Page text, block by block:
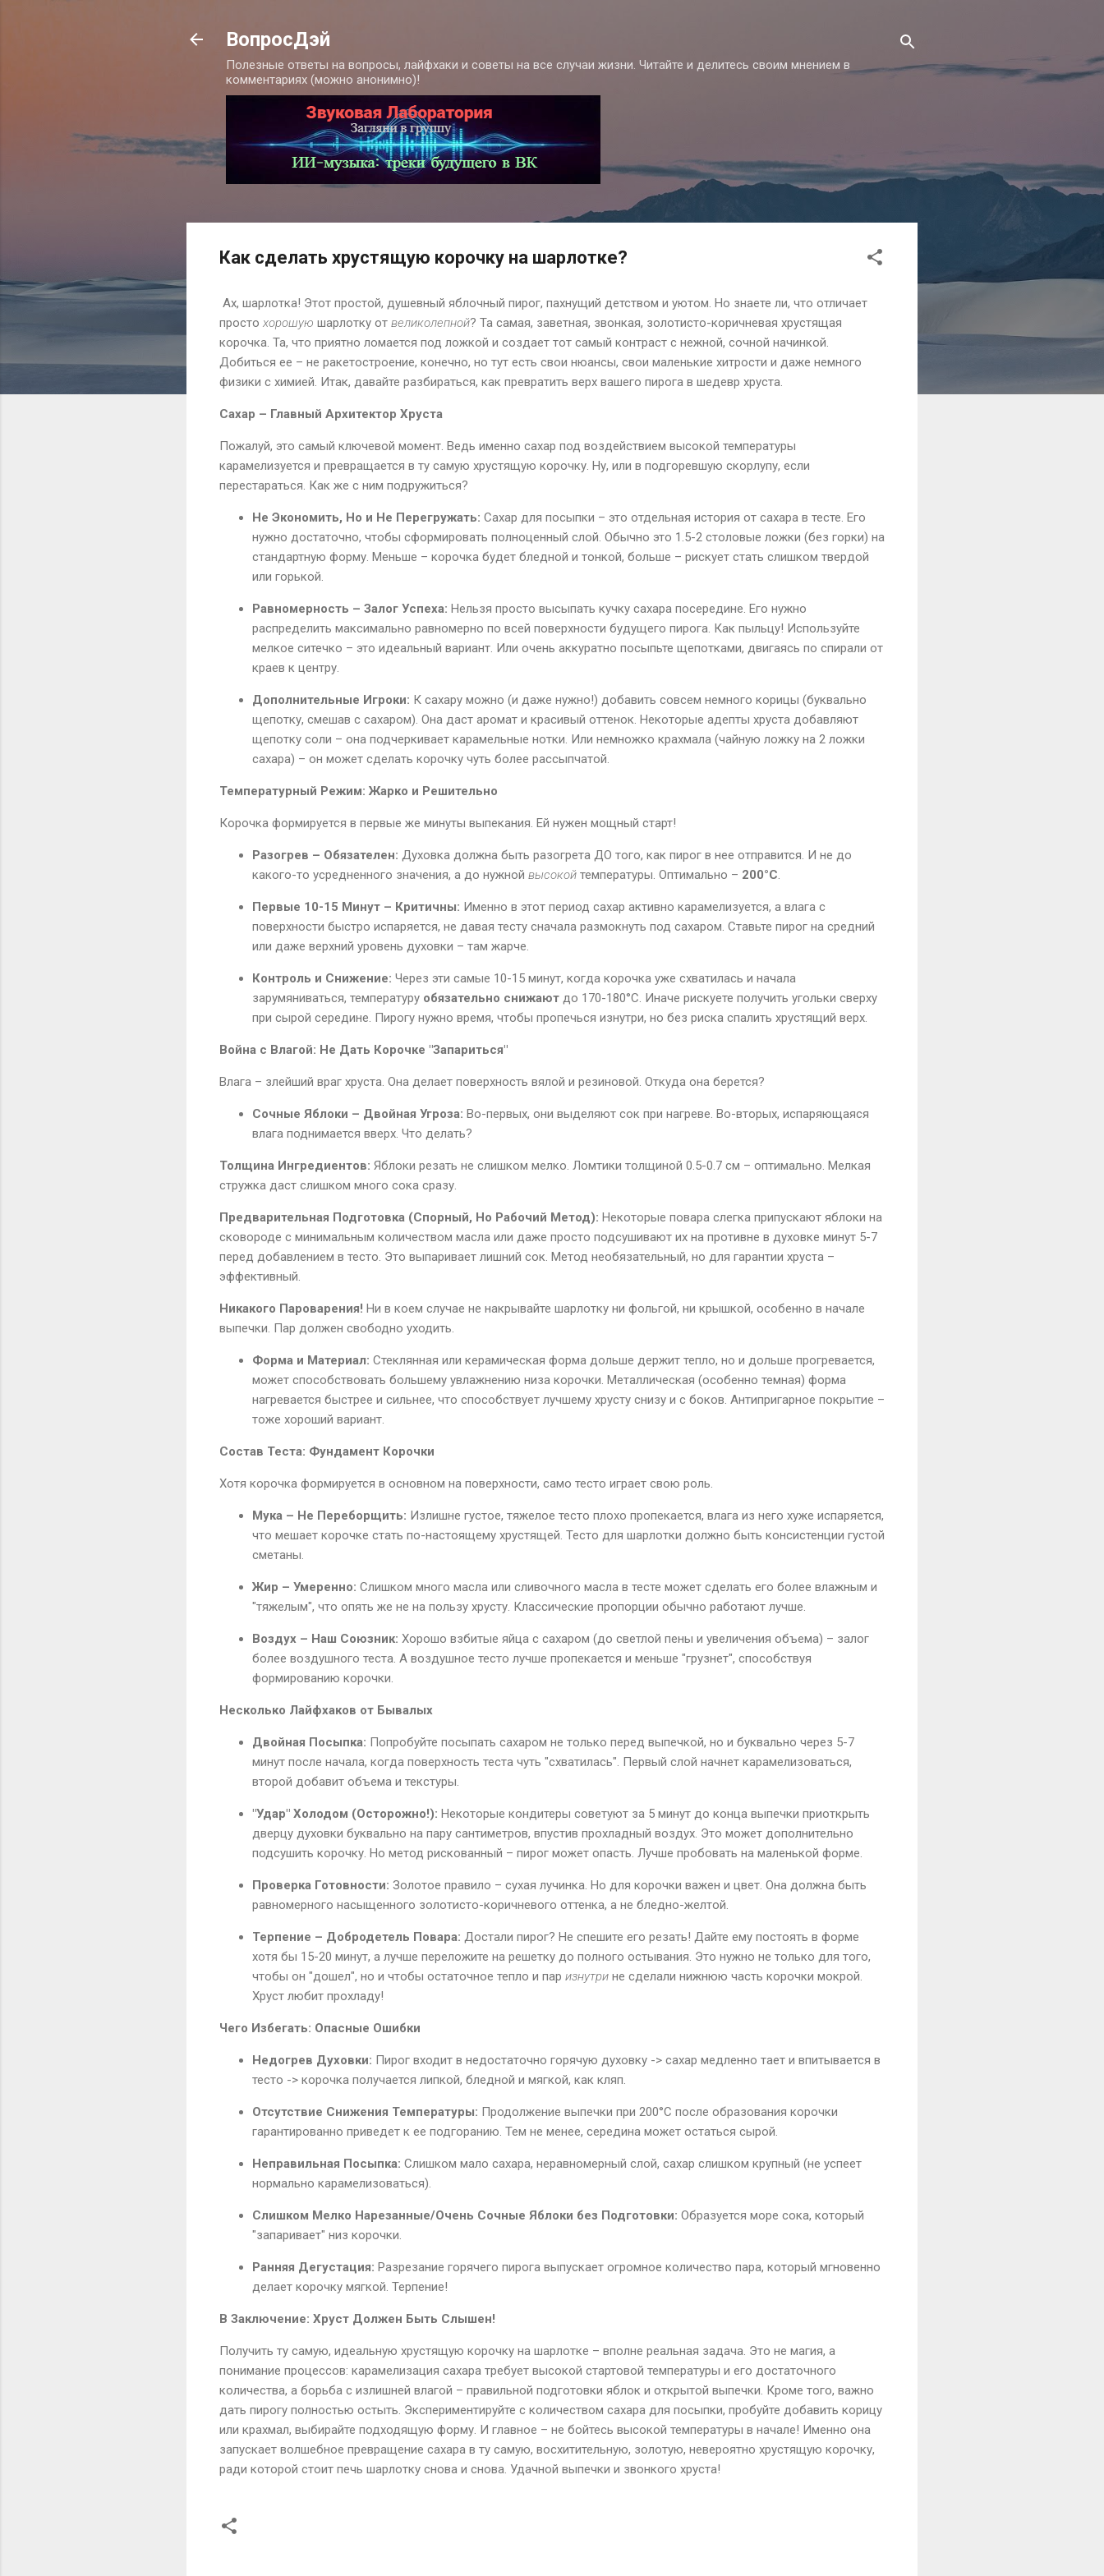
ВопросДэй
Полезные ответы на вопросы, лайфхаки и советы на все случаи жизни. Читайте и делитесь своим мнением в
комментариях (можно анонимно)!
Как сделать хрустящую корочку на шарлотке?
Ах, шарлотка! Этот простой, душевный яблочный пирог, пахнущий детством и уютом. Но знаете ли, что отличает
просто хорошую шарлотку от великолепной? Та самая, заветная, звонкая, золотисто-коричневая хрустящая
корочка. Та, что приятно ломается под ложкой и создает тот самый контраст с нежной, сочной начинкой.
Добиться ее – не ракетостроение, конечно, но тут есть свои нюансы, свои маленькие хитрости и даже немного
физики с химией. Итак, давайте разбираться, как превратить верх вашего пирога в шедевр хруста.
Сахар – Главный Архитектор Хруста
Пожалуй, это самый ключевой момент. Ведь именно сахар под воздействием высокой температуры
карамелизуется и превращается в ту самую хрустящую корочку. Ну, или в подгоревшую скорлупу, если
перестараться. Как же с ним подружиться?
Не Экономить, Но и Не Перегружать: Сахар для посыпки – это отдельная история от сахара в тесте. Его
нужно достаточно, чтобы сформировать полноценный слой. Обычно это 1.5-2 столовые ложки (без горки) на
стандартную форму. Меньше – корочка будет бледной и тонкой, больше – рискует стать слишком твердой
или горькой.
Равномерность – Залог Успеха: Нельзя просто высыпать кучку сахара посередине. Его нужно
распределить максимально равномерно по всей поверхности будущего пирога. Как пыльцу! Используйте
мелкое ситечко – это идеальный вариант. Или очень аккуратно посыпьте щепотками, двигаясь по спирали от
краев к центру.
Дополнительные Игроки: К сахару можно (и даже нужно!) добавить совсем немного корицы (буквально
щепотку, смешав с сахаром). Она даст аромат и красивый оттенок. Некоторые адепты хруста добавляют
щепотку соли – она подчеркивает карамельные нотки. Или немножко крахмала (чайную ложку на 2 ложки
сахара) – он может сделать корочку чуть более рассыпчатой.
Температурный Режим: Жарко и Решительно
Корочка формируется в первые же минуты выпекания. Ей нужен мощный старт!
Разогрев – Обязателен: Духовка должна быть разогрета ДО того, как пирог в нее отправится. И не до
какого-то усредненного значения, а до нужной высокой температуры. Оптимально – 200°C
Первые 10-15 Минут – Критичны: Именно в этот период сахар активно карамелизуется, а влага с
поверхности быстро испаряется, не давая тесту сначала размокнуть под сахаром. Ставьте пирог на средний
или даже верхний уровень духовки – там жарче.
Контроль и Снижение: Через эти самые 10-15 минут, когда корочка уже схватилась и начала
зарумяниваться, температуру обязательно снижают до 170-180°C. Иначе рискуете получить угольки сверху
при сырой середине. Пирогу нужно время, чтобы пропечься изнутри, но без риска спалить хрустящий верх.
Война с Влагой: Не Дать Корочке "Запариться"
Влага – злейший враг хруста. Она делает поверхность вялой и резиновой. Откуда она берется?
Сочные Яблоки – Двойная Угроза: Во-первых, они выделяют сок при нагреве. Во-вторых, испаряющаяся
влага поднимается вверх. Что делать?
Толщина Ингредиентов: Яблоки резать не слишком мелко. Ломтики толщиной 0.5-0.7 см – оптимально. Мелкая
стружка даст слишком много сока сразу.
Предварительная Подготовка (Спорный, Но Рабочий Метод): Некоторые повара слегка припускают яблоки на
сковороде с минимальным количеством масла или даже просто подсушивают их на противне в духовке минут 5-7
перед добавлением в тесто. Это выпаривает лишний сок. Метод необязательный, но для гарантии хруста –
эффективный.
Никакого Пароварения! Ни в коем случае не накрывайте шарлотку ни фольгой, ни крышкой, особенно в начале
выпечки. Пар должен свободно уходить.
Форма и Материал: Стеклянная или керамическая форма дольше держит тепло, но и дольше прогревается,
может способствовать большему увлажнению низа корочки. Металлическая (особенно темная) форма
нагревается быстрее и сильнее, что способствует лучшему хрусту снизу и с боков. Антипригарное покрытие –
тоже хороший вариант.
Состав Теста: Фундамент Корочки
Хотя корочка формируется в основном на поверхности, само тесто играет свою роль.
Мука – Не Переборщить: Излишне густое, тяжелое тесто плохо пропекается, влага из него хуже испаряется,
что мешает корочке стать по-настоящему хрустящей. Тесто для шарлотки должно быть консистенции густой
сметаны.
Жир – Умеренно: Слишком много масла или сливочного масла в тесте может сделать его более влажным и
"тяжелым", что опять же не на пользу хрусту. Классические пропорции обычно работают лучше.
Воздух – Наш Союзник: Хорошо взбитые яйца с сахаром (до светлой пены и увеличения объема) – залог
более воздушного теста. А воздушное тесто лучше пропекается и меньше "грузнет", способствуя
формированию корочки.
Несколько Лайфхаков от Бывалых
Двойная Посыпка: Попробуйте посыпать сахаром не только перед выпечкой, но и буквально через 5-7
минут после начала, когда поверхность теста чуть "схватилась". Первый слой начнет карамелизоваться,
второй добавит объема и текстуры.
"Удар" Холодом (Осторожно!): Некоторые кондитеры советуют за 5 минут до конца выпечки приоткрыть
дверцу духовки буквально на пару сантиметров, впустив прохладный воздух. Это может дополнительно
подсушить корочку. Но метод рискованный – пирог может опасть. Лучше пробовать на маленькой форме.
Проверка Готовности: Золотое правило – сухая лучинка. Но для корочки важен и цвет. Она должна быть
равномерного насыщенного золотисто-коричневого оттенка, а не бледно-желтой.
Терпение – Добродетель Повара: Достали пирог? Не спешите его резать! Дайте ему постоять в форме
хотя бы 15-20 минут, а лучше переложите на решетку до полного остывания. Это нужно не только для того,
чтобы он "дошел", но и чтобы остаточное тепло и пар изнутри не сделали нижнюю часть корочки мокрой.
Хруст любит прохладу!
Чего Избегать: Опасные Ошибки
Недогрев Духовки: Пирог входит в недостаточно горячую духовку -> сахар медленно тает и впитывается в
тесто -> корочка получается липкой, бледной и мягкой, как кляп.
Отсутствие Снижения Температуры: Продолжение выпечки при 200°C после образования корочки
гарантированно приведет к ее подгоранию. Тем не менее, середина может остаться сырой.
Неправильная Посыпка: Слишком мало сахара, неравномерный слой, сахар слишком крупный (не успеет
нормально карамелизоваться).
Слишком Мелко Нарезанные/Очень Сочные Яблоки без Подготовки: Образуется море сока, который
"запаривает" низ корочки.
Ранняя Дегустация: Разрезание горячего пирога выпускает огромное количество пара, который мгновенно
делает корочку мягкой. Терпение!
В Заключение: Хруст Должен Быть Слышен!
Получить ту самую, идеальную хрустящую корочку на шарлотке – вполне реальная задача. Это не магия, а
понимание процессов: карамелизация сахара требует высокой стартовой температуры и его достаточного
количества, а борьба с излишней влагой – правильной подготовки яблок и открытой выпечки. Кроме того, важно
дать пирогу полностью остыть. Экспериментируйте с количеством сахара для посыпки, пробуйте добавить корицу
или крахмал, выбирайте подходящую форму. И главное – не бойтесь высокой температуры в начале! Именно она
запускает волшебное превращение сахара в ту самую, восхитительную, золотую, невероятно хрустящую корочку,
ради которой стоит печь шарлотку снова и снова. Удачной выпечки и звонкого хруста!